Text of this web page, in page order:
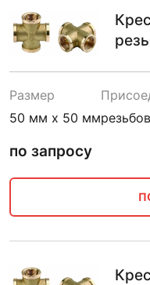
Размер
50 мм х 50 мм
по запросу